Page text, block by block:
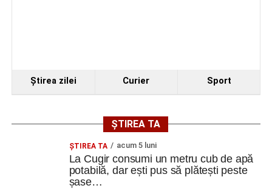
Adaugă cugirinfo.ro ca sursă
Ultimele știri din Cugir
Trei profesori ai Colegiului Național „David Prodan”
Cugir și-au perfecționat competențele prin
Ştirea zilei Curier Sport
ȘTIREA TA
ȘTIREA TA acum 5 luni
La Cugir consumi un metru cub de apă
potabilă, dar ești pus să plătești peste
șase…